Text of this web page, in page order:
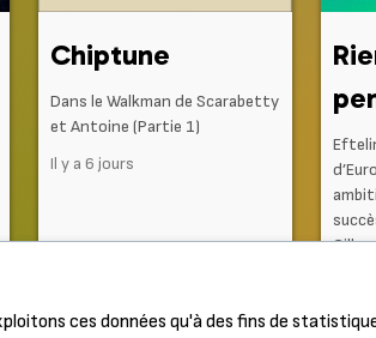
Chiptune
Dans le Walkman de Scarabetty
et Antoine (Partie 1)
Il y a 6 jours
ces données qu'à des fins de